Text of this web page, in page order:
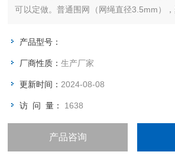
可以定做。普通围网（网绳直径3.5mm），
些，但是不要超过5米的间距。安全围栏的
产品型号：
厂商性质：生产厂家
更新时间： 2024-08-08
访 问 量： 1638
产品咨询